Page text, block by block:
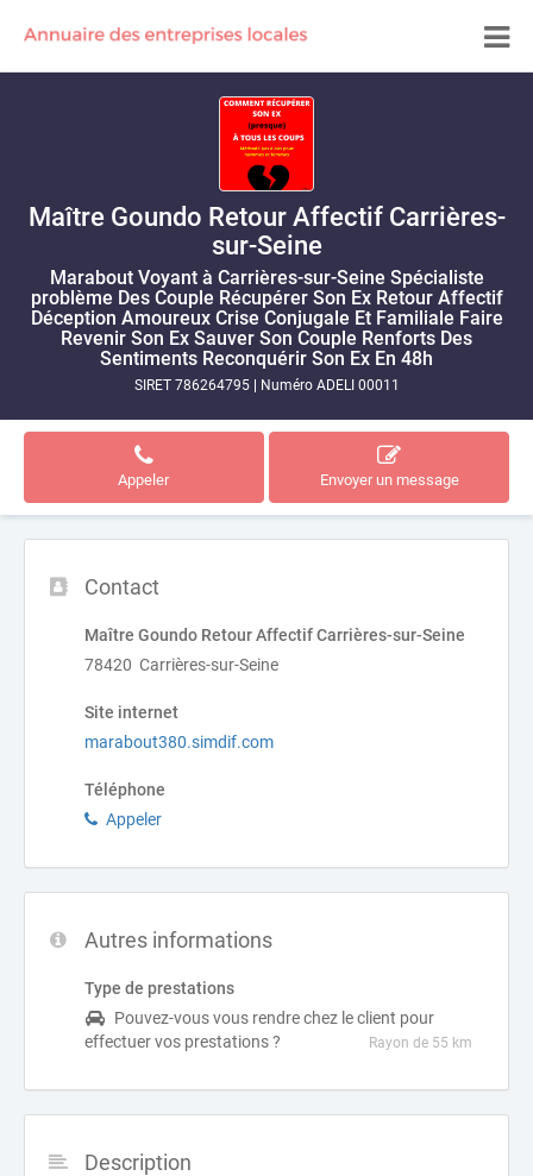
Maître Goundo Retour Affectif Carrières-
sur-Seine
Marabout Voyant à Carrières-sur-Seine Spécialiste
problème Des Couple Récupérer Son Ex Retour Affectif
Déception Amoureux Crise Conjugale Et Familiale Faire
Revenir Son Ex Sauver Son Couple Renforts Des
Sentiments Reconquérir Son Ex En 48h
SIRET 786264795 Numéro ADELI 00011
Appeler Envoyer un message
Contact
Maître Goundo Retour Affectif Carrières-sur-Seine
78420 Carrières-sur-Seine
Site internet
marabout380.simdif.com
Téléphone
Appeler
Autres informations
Type de prestations
Pouvez-vous vous rendre chez le client pour
effectuer vos prestations ?
Rayon de 55 km
Description